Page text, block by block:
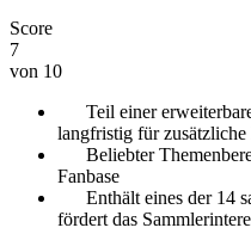
Score
7
von 10
Teil einer
langfristig für
Beliebter
Fanbase
Enthält eines der 14
fördert das